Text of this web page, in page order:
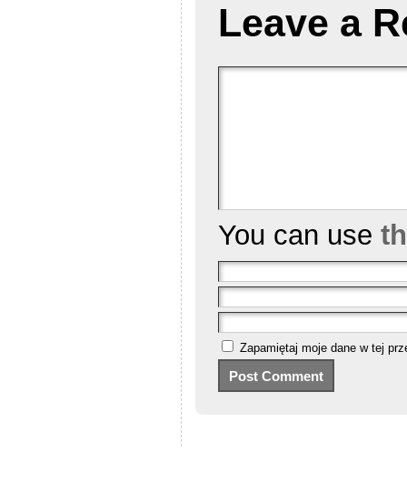
Leave a
You can use
Zapamiętaj moje dane w tej